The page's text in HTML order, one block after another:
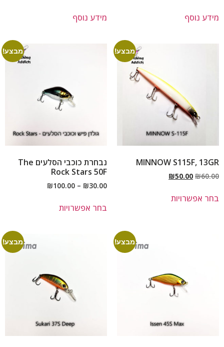
מידע נוסף מידע נוסף
מבצע!
MINNOW S115F, 13GR
₪60.00
₪50.00
בחר אפשרויות
מבצע!
נבחרת כוכבי הסלעים The
Rock Stars 50F
₪30.00
–
₪100.00
בחר אפשרויות
מבצע! מבצע!